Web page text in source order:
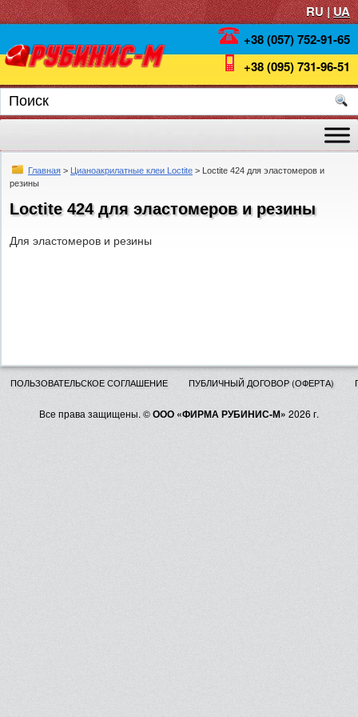
RU |UA
+38 (057) 752-91-65
+38 (095) 731-96-51
Главная > Цианоакрилатные клеи Loctite > Loctite 424 для эластомеров и
резины
Loctite 424 для эластомеров и резины
Для эластомеров и резины
ПОЛЬЗОВАТЕЛЬСКОЕ СОГЛАШЕНИЕ ПУБЛИЧНЫЙ ДОГОВОР (ОФЕРТА)
Все права защищены. ©ООО «ФИРМА РУБИНИС-М» 2026 г.